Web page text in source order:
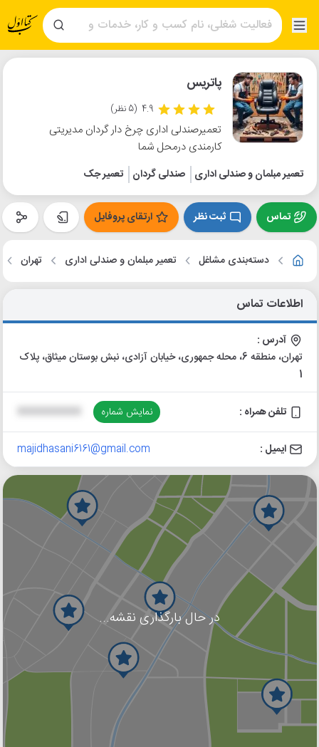
پاتریس
4.9 (5 نظر)
تعمیرصندلی اداری چرخ دار گردان مدیریتی
کارمندی درمحل شما
تعمیر مبلمان و صندلی اداری صندلی گردان تعمیر جک
تماس ثبت نظر ارتقای پروفایل
دسته‌بندی مشاغل تعمیر مبلمان و صندلی اداری تهران
اطلاعات تماس
آدرس :
تهران، منطقه 6، محله جمهوری، خیابان آزادی، نبش بوستان میثاق، پلاک
1
تلفن همراه : نمایش شماره
ایمیل : majidhasani6161@gmail.com
در حال بارگذاری نقشه...
گوگل